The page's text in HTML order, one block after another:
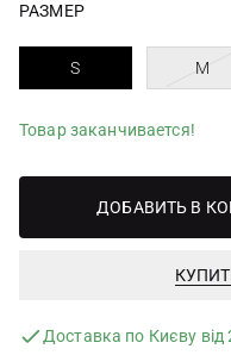
РАЗМЕР
S M
Товар заканчивается!
ДОБАВИТЬ В
Доставка по Києву від